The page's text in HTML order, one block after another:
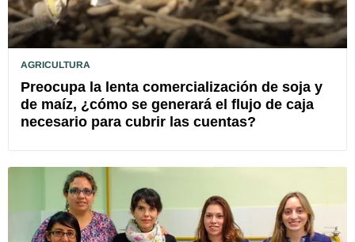
AGRICULTURA
Preocupa la lenta comercialización de soja y
de maíz, ¿cómo se generará el flujo de caja
necesario para cubrir las cuentas?